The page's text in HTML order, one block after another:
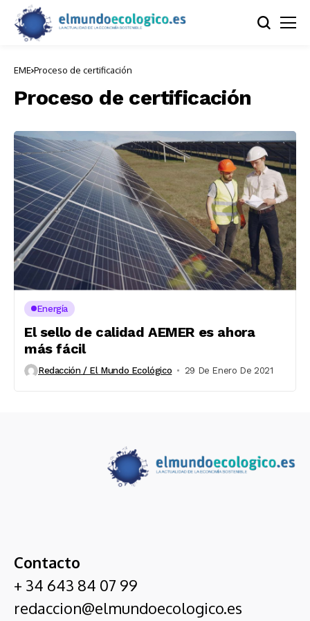
EME Proceso de certificación
Proceso de certificación
Energía
El sello de calidad AEMER es ahora
más fácil
Redacción / El Mundo Ecológico 29 De Enero De 2021
Contacto
+ 34 643 84 07 99
redaccion@elmundoecologico.es